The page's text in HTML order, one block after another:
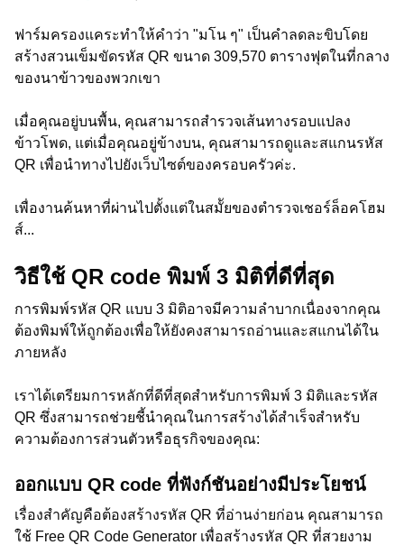
ฟาร์มครองแคระทำให้คำว่า "มโน ๆ" เป็นคำลดละขิบโดย
สร้างสวนเข็มขัดรหัส QR ขนาด 309,570 ตารางฟุตในที่กลาง
ของนาข้าวของพวกเขา
เมื่อคุณอยู่บนพื้น, คุณสามารถสำรวจเส้นทางรอบแปลง
ข้าวโพด, แต่เมื่อคุณอยู่ข้างบน, คุณสามารถดูและสแกนรหัส
QR เพื่อนำทางไปยังเว็บไซต์ของครอบครัวค่ะ.
เพื่องานค้นหาที่ผ่านไปตั้งแต่ในสมััยของตำรวจเชอร์ล็อคโฮม
ส์...
วิธีใช้ QR code พิมพ์ 3 มิติที่ดีที่สุด
การพิมพ์รหัส QR แบบ 3 มิติอาจมีความลำบากเนื่องจากคุณ
ต้องพิมพ์ให้ถูกต้องเพื่อให้ยังคงสามารถอ่านและสแกนได้ใน
ภายหลัง
เราได้เตรียมการหลักที่ดีที่สุดสำหรับการพิมพ์ 3 มิติและรหัส
QR ซึ่งสามารถช่วยชี้นำคุณในการสร้างได้สำเร็จสำหรับ
ความต้องการส่วนตัวหรือธุรกิจของคุณ:
ออกแบบ QR code ที่ฟังก์ชันอย่างมีประโยชน์
เรื่องสำคัญคือต้องสร้างรหัส QR ที่อ่านง่ายก่อน คุณสามารถ
ใช้ Free QR Code Generator เพื่อสร้างรหัส QR ที่สวยงาม